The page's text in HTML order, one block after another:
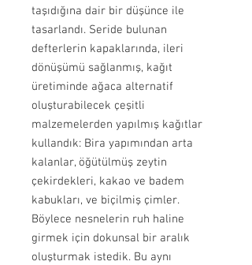
taşıdığına dair bir düşünce ile
tasarlandı. Seride bulunan
defterlerin kapaklarında, ileri
dönüşümü sağlanmış, kağıt
üretiminde ağaca alternatif
oluşturabilecek çeşitli
malzemelerden yapılmış kağıtlar
kullandık: Bira yapımından arta
kalanlar, öğütülmüş zeytin
çekirdekleri, kakao ve badem
kabukları, ve biçilmiş çimler.
Böylece nesnelerin ruh haline
girmek için dokunsal bir aralık
oluşturmak istedik. Bu aynı